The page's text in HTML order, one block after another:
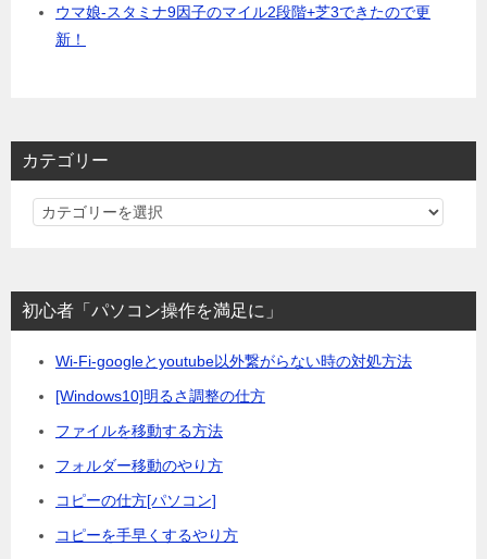
ウマ娘-スタミナ9因子のマイル2段階+芝3できたので更
新！
カテゴリー
カ
リ
ー
初心者「パソコン操作を満足に」
Wi-Fi-googleとyoutube以外繋がらない時の対処方法
[Windows10]明るさ調整の仕方
ファイルを移動する方法
フォルダー移動のやり方
コピーの仕方[パソコン]
コピーを手早くするやり方